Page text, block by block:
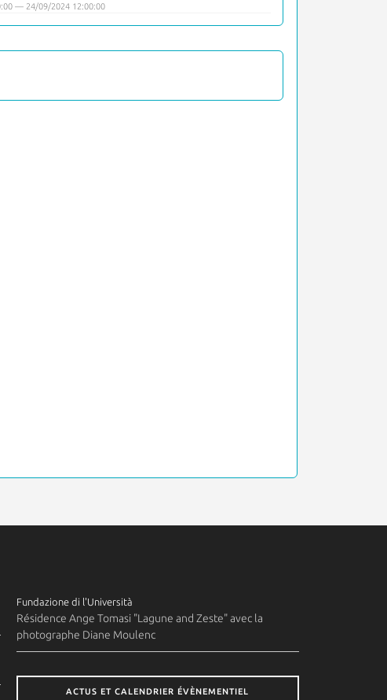
— 24/09/2024 12:00:00
Fundazione di l'Università
Résidence Ange Tomasi "Lagune and Zeste" avec la
photographe Diane Moulenc
ACTUS ET CALENDRIER ÉVÈNEMENTIEL